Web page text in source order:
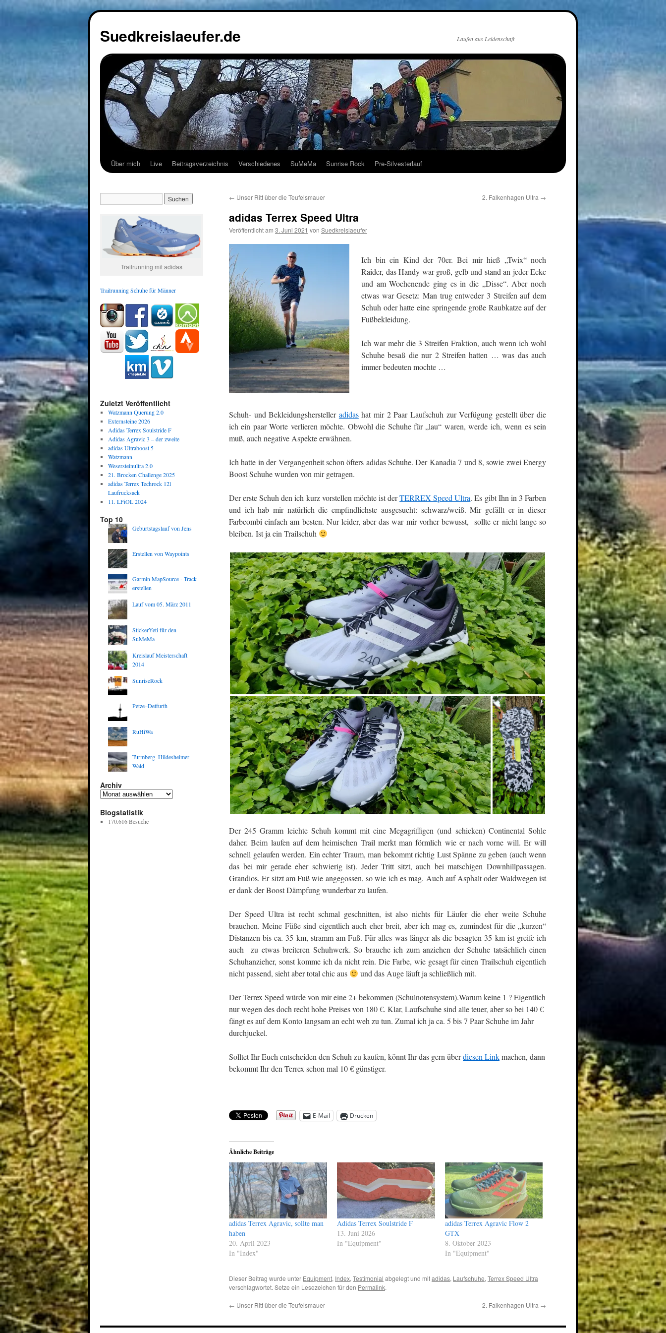
Suedkreislaeufer.de Laufen aus Leidenschaft
Über mich Live Beitragsverzeichnis Verschiedenes SuMeMa Sunrise Rock Pre-Silvesterlauf
← Unser Ritt über die Teufelsmauer 2. Falkenhagen Ultra →
adidas Terrex Speed Ultra
Veröffentlicht am 3. Juni 2021 von Suedkreislaeufer
Ich bin ein Kind der 70er. Bei mir hieß „Twix“ noch
Raider, das Handy war groß, gelb und stand an jeder Ecke
und am Wochenende ging es in die „Disse“. Aber noch
etwas war Gesetz: Man trug entweder 3 Streifen auf dem
Schuh oder hatte eine springende große Raubkatze auf der
Fußbekleidung.
Ich war mehr die 3 Streifen Fraktion, auch wenn ich wohl
Schuhe besaß die nur 2 Streifen hatten … was das auch
immer bedeuten mochte …
Schuh- und Bekleidungshersteller adidashat mir 2 Paar Laufschuh zur Verfügung gestellt über die
ich ein paar Worte verlieren möchte. Obwohl die Schuhe für „lau“ waren, werde ich, wenn es sein
muß, auch negative Aspekte erwähnen.
Ich hatte in der Vergangenheit schon öfters adidas Schuhe. Der Kanadia 7 und 8, sowie zwei Energy
Boost Schuhe wurden von mir getragen.
Der erste Schuh den ich kurz vorstellen möchte ist derTERREX Speed Ultra. Es gibt Ihn in 3 Farben
und ich hab mir natürlich die empfindlichste ausgesucht: schwarz/weiß. Mir gefällt er in dieser
Farbcombi einfach am besten. Nur leider, aber das war mir vorher bewusst, sollte er nicht lange so
bleiben. Ist ja ein Trailschuh
Der 245 Gramm leichte Schuh kommt mit eine Megagriffigen (und schicken) Continental Sohle
daher. Beim laufen auf dem heimischen Trail merkt man förmlich wie er nach vorne will. Er will
schnell gelaufen werden. Ein echter Traum, man bekommt richtig Lust Spänne zu geben (auch wenn
das bei mir gerade eher schwierig ist). Jeder Tritt sitzt, auch bei matschigen Downhillpassagen.
Grandios. Er sitzt am Fuß wie angegossen, so wie ich es mag. Auch auf Asphalt oder Waldwegen ist
er dank der Boost Dämpfung wunderbar zu laufen.
Der Speed Ultra ist recht schmal geschnitten, ist also nichts für Läufer die eher weite Schuhe
brauchen. Meine Füße sind eigentlich auch eher breit, aber ich mag es, zumindest für die „kurzen“
Distanzen bis ca. 35 km, stramm am Fuß. Für alles was länger als die besagten 35 km ist greife ich
auch zu etwas breiteren Schuhwerk. So brauche ich zum anziehen der Schuhe tatsächlich einen
Schuhanzieher, sonst komme ich da nicht rein. Die Farbe, wie gesagt für einen Trailschuh eigentlich
nicht passend, sieht aber total chic aus
und das Auge läuft ja schließlich mit.
Der Terrex Speed würde von mir eine 2+ bekommen (Schulnotensystem).Warum keine 1 ? Eigentlich
nur wegen des doch recht hohe Preises von 180 €. Klar, Laufschuhe sind alle teuer, aber so bei 140 €
fängt es auf dem Konto langsam an echt weh zu tun. Zumal ich ja ca. 5 bis 7 Paar Schuhe im Jahr
durchjuckel.
Solltet Ihr Euch entscheiden den Schuh zu kaufen, könnt Ihr das gern überdiesen Linkmachen, dann
bekommt Ihr den Terrex schon mal 10 € günstiger.
E-Mail Drucken
Ähnliche Beiträge
adidas Terrex Agravic, sollte man
haben
20. April 2023
In "Index"
Adidas Terrex Soulstride F
13. Juni 2026
In "Equipment"
adidas Terrex Agravic Flow 2
GTX
8. Oktober 2023
In "Equipment"
Dieser Beitrag wurde unter Equipment, Index, Testimonial abgelegt und mitadidas, Laufschuhe, Terrex Speed Ultra
verschlagwortet. Setze ein Lesezeichen für den Permalink.
← Unser Ritt über die Teufelsmauer 2. Falkenhagen Ultra →
Trailrunning mit adidas
Trailrunning Schuhe für Männer
Zuletzt Veröffentlicht
Watzmann Querung 2.0
Externsteine 2026
Adidas Terrex Soulstride F
Adidas Agravic 3 – der zweite
adidas Ultraboost 5
Watzmann
Wesersteinultra 2.0
21. Brocken Challenge 2025
adidas Terrex Techrock 12l
Laufrucksack
11. LFiOL 2024
Top 10
Geburtstagslauf von Jens
Erstellen von Waypoints
Garmin MapSource - Track
erstellen
Lauf vom 05. März 2011
StickerYeti für den
SuMeMa
Kreislauf Meisterschaft
2014
SunriseRock
Petze–Detfurth
RuHiWa
Turmberg–Hildesheimer
Wald
Archiv
Blogstatistik
170.616 Besuche